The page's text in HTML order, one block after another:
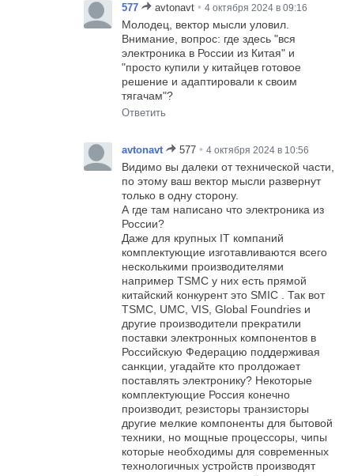
577 avtonavt • 4 октября 2024 в 09:16
Молодец, вектор мысли уловил.
Внимание, вопрос: где здесь "вся
электроника в России из Китая" и
"просто купили у китайцев готовое
решение и адаптировали к своим
тягачам"?
Ответить
avtonavt 577 • 4 октября 2024 в 10:56
Видимо вы далеки от технической части,
по этому ваш вектор мысли развернут
только в одну сторону.
А где там написано что электроника из
России?
Даже для крупных IT компаний
комплектующие изготавливаются всего
несколькими производителями
например TSMC у них есть прямой
китайский конкурент это SMIC . Так вот
TSMC, UMC, VIS, Global Foundries и
другие производители прекратили
поставки электронных компонентов в
Российскую Федерацию поддерживая
санкции, угадайте кто пролдожает
поставлять электронику? Некоторые
комплектующие Россия конечно
производит, резисторы транзисторы
другие мелкие компоненты для бытовой
техники, но мощные процессоры, чипы
которые необходимы для современных
технологичных устройств производят